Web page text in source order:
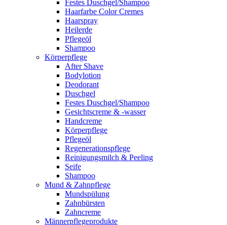
Festes Duschgel/Shampoo
Haarfarbe Color Cremes
Haarspray
Heilerde
Pflegeöl
Shampoo
Körperpflege
After Shave
Bodylotion
Deodorant
Duschgel
Festes Duschgel/Shampoo
Gesichtscreme & -wasser
Handcreme
Körperpflege
Pflegeöl
Regenerationspflege
Reinigungsmilch & Peeling
Seife
Shampoo
Mund & Zahnpflege
Mundspülung
Zahnbürsten
Zahncreme
Männerpflegeprodukte